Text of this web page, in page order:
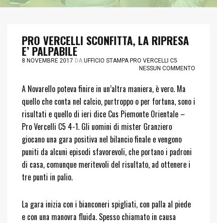
PRO VERCELLI SCONFITTA, LA RIPRESA
E’ PALPABILE
8 NOVEMBRE 2017 DA UFFICIO STAMPA PRO VERCELLI C5
NESSUN COMMENTO
A Novarello poteva finire in un’altra maniera, è vero. Ma
quello che conta nel calcio, purtroppo o per fortuna, sono i
risultati e quello di ieri dice Cus Piemonte Orientale –
Pro Vercelli C5 4-1. Gli uomini di mister Granziero
giocano una gara positiva nel bilancio finale e vengono
puniti da alcuni episodi sfavorevoli, che portano i padroni
di casa, comunque meritevoli del risultato, ad ottenere i
tre punti in palio.
La gara inizia con i bianconeri spigliati, con palla al piede
e con una manovra fluida. Spesso chiamato in causa